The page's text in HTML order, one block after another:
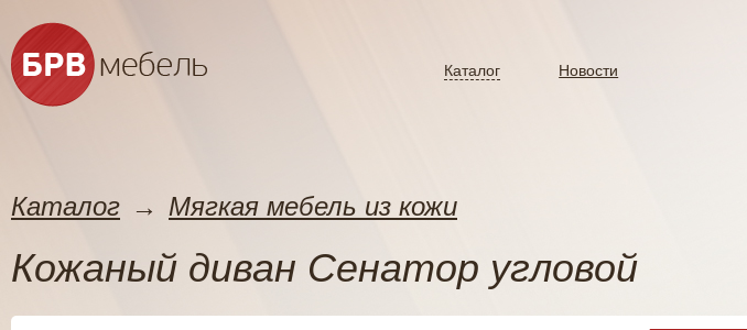
Каталог Новости
Каталог → Мягкая мебель из кожи
Кожаный диван Сенатор угловой